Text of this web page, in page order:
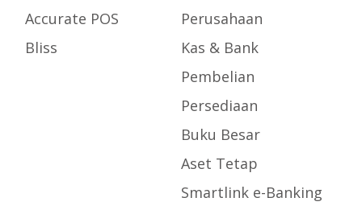
Accurate POS
Bliss
Perusahaan
Kas & Bank
Pembelian
Persediaan
Buku Besar
Aset Tetap
Smartlink e-Banking